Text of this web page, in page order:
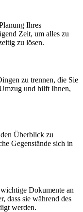
Ihres
Zeit, um alles zu
zu lösen.
zu trennen, die Sie
und hilft Ihnen,
Überblick zu
Gegenstände sich in
Dokumente an
dass sie während des
werden.